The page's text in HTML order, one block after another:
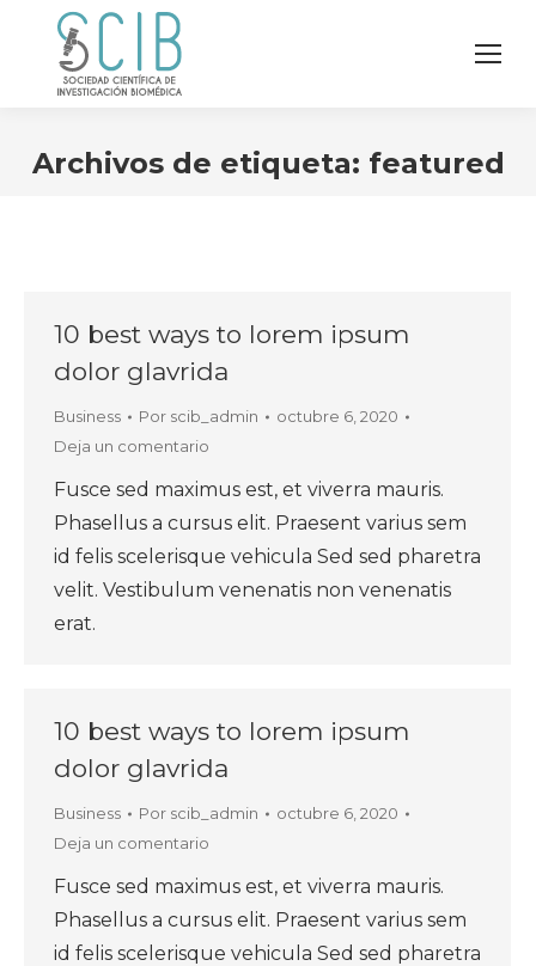
Archivos de etiqueta: featured
10 best ways to lorem ipsum
dolor glavrida
Business Por scib_admin
octubre 6, 2020
Deja un comentario
Fusce sed maximus est, et viverra mauris.
Phasellus a cursus elit. Praesent varius sem
id felis scelerisque vehicula Sed sed pharetra
velit. Vestibulum venenatis non venenatis
erat.
10 best ways to lorem ipsum
dolor glavrida
Business Por scib_admin
octubre 6, 2020
Deja un comentario
Fusce sed maximus est, et viverra mauris.
Phasellus a cursus elit. Praesent varius sem
id felis scelerisque vehicula Sed sed pharetra